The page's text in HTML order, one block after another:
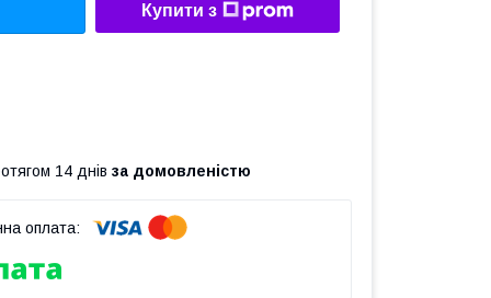
Купити з
14 днів за домовленістю